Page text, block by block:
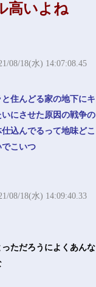
高いよね
08/18(水) 14:07:08.45
住んどる家の地下にキ
にさせた原因の戦争の
込んでるって地味どこ
こいつ
08/18(水) 14:09:40.33
ただろうによくあんな